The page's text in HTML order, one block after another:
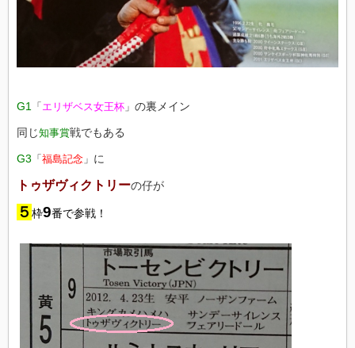
G1 「 エリザベス女王杯 」 の裏メイン
同じ知事賞戦でもある
G3 「 福島記念 」 に
トゥザヴィクトリーの仔が
５ 枠9番で参戦！